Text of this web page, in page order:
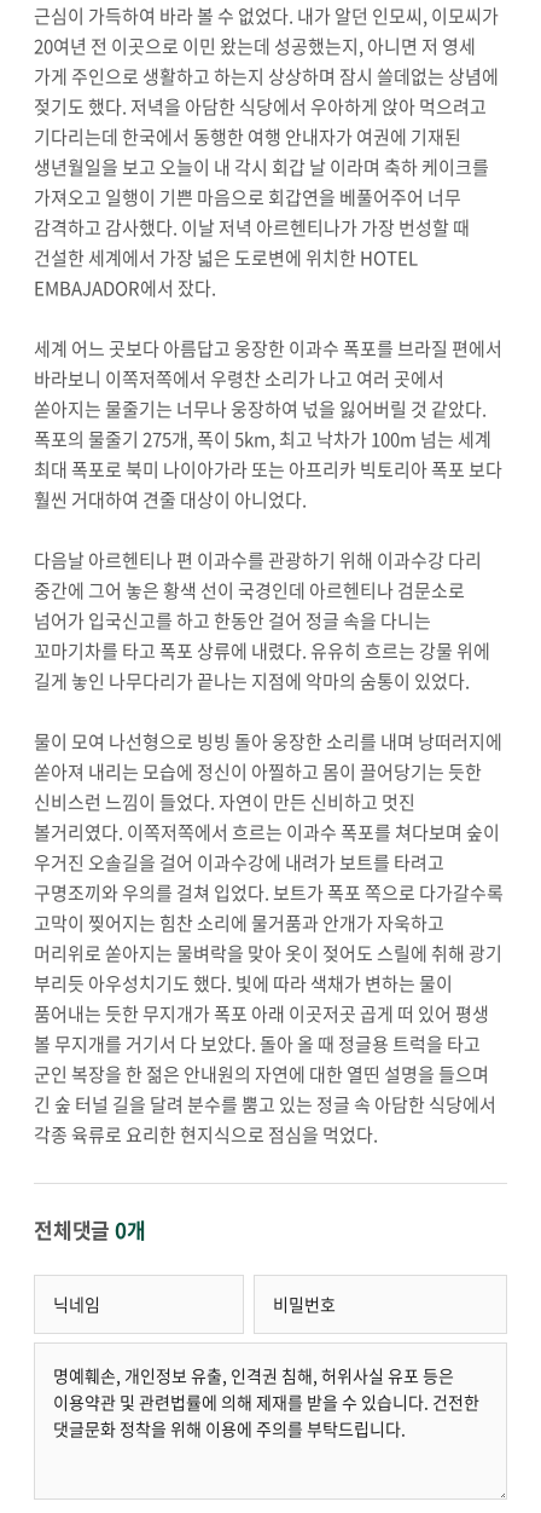
근심이 가득하여 바라 볼 수 없었다. 내가 알던 인모씨, 이모씨가
20여년 전 이곳으로 이민 왔는데 성공했는지, 아니면 저 영세
가게 주인으로 생활하고 하는지 상상하며 잠시 쓸데없는 상념에
젖기도 했다. 저녁을 아담한 식당에서 우아하게 앉아 먹으려고
기다리는데 한국에서 동행한 여행 안내자가 여권에 기재된
생년월일을 보고 오늘이 내 각시 회갑 날 이라며 축하 케이크를
가져오고 일행이 기쁜 마음으로 회갑연을 베풀어주어 너무
감격하고 감사했다. 이날 저녁 아르헨티나가 가장 번성할 때
건설한 세계에서 가장 넓은 도로변에 위치한 HOTEL
EMBAJADOR에서 잤다.
세계 어느 곳보다 아름답고 웅장한 이과수 폭포를 브라질 편에서
바라보니 이쪽저쪽에서 우령찬 소리가 나고 여러 곳에서
쏟아지는 물줄기는 너무나 웅장하여 넋을 잃어버릴 것 같았다.
폭포의 물줄기 275개, 폭이 5km, 최고 낙차가 100m 넘는 세계
최대 폭포로 북미 나이아가라 또는 아프리카 빅토리아 폭포 보다
훨씬 거대하여 견줄 대상이 아니었다.
다음날 아르헨티나 편 이과수를 관광하기 위해 이과수강 다리
중간에 그어 놓은 황색 선이 국경인데 아르헨티나 검문소로
넘어가 입국신고를 하고 한동안 걸어 정글 속을 다니는
꼬마기차를 타고 폭포 상류에 내렸다. 유유히 흐르는 강물 위에
길게 놓인 나무다리가 끝나는 지점에 악마의 숨통이 있었다.
물이 모여 나선형으로 빙빙 돌아 웅장한 소리를 내며 낭떠러지에
쏟아져 내리는 모습에 정신이 아찔하고 몸이 끌어당기는 듯한
신비스런 느낌이 들었다. 자연이 만든 신비하고 멋진
볼거리였다. 이쪽저쪽에서 흐르는 이과수 폭포를 쳐다보며 숲이
우거진 오솔길을 걸어 이과수강에 내려가 보트를 타려고
구명조끼와 우의를 걸쳐 입었다. 보트가 폭포 쪽으로 다가갈수록
고막이 찢어지는 힘찬 소리에 물거품과 안개가 자욱하고
머리위로 쏟아지는 물벼락을 맞아 옷이 젖어도 스릴에 취해 광기
부리듯 아우성치기도 했다. 빛에 따라 색채가 변하는 물이
품어내는 듯한 무지개가 폭포 아래 이곳저곳 곱게 떠 있어 평생
볼 무지개를 거기서 다 보았다. 돌아 올 때 정글용 트럭을 타고
군인 복장을 한 젊은 안내원의 자연에 대한 열띤 설명을 들으며
긴 숲 터널 길을 달려 분수를 뿜고 있는 정글 속 아담한 식당에서
각종 육류로 요리한 현지식으로 점심을 먹었다.
전체댓글 0개